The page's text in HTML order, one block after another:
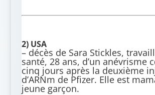
2) USA
– décès de Sara Stickles,
santé, 28 ans, d’un anévrisme
cinq jours après la deuxième
d’ARNm de Pfizer. Elle est
jeune garçon.